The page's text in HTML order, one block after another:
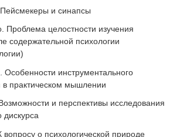
и синапсы
Проблема целостности изучения
содержательной психологии
инструментального
в практическом мышлении
и перспективы исследования
дискурса
о психологической природе